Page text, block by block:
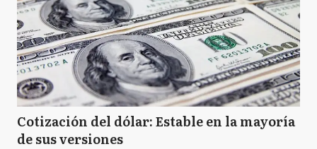
B Bolívar
B Bragado
Cotización del dólar: Estable en la mayoría
de sus versiones